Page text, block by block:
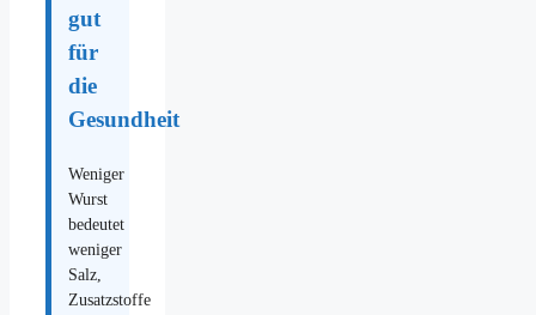
gut
für
die
Gesundheit
Weniger
Wurst
bedeutet
weniger
Salz,
Zusatzstoffe